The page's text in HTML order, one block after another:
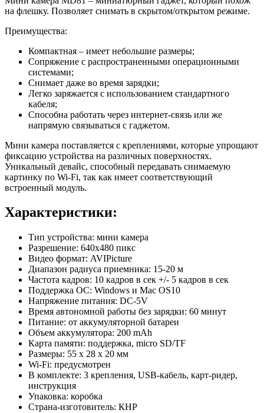
на флешку. Позволяет снимать в скрытом/открытом режиме.
Преимущества:
Компактная – имеет небольшие размеры;
Сопряжение с распространенными операционными
системами;
Снимает даже во время зарядки;
Легко заряжается с использованием стандартного
кабеля;
Способна работать через интернет-связь или же
напрямую связываться с гаджетом.
Мини камера поставляется с креплениями, которые упрощают
фиксацию устройства на различных поверхностях.
Уникальный девайс, способный передавать снимаемую
картинку по Wi-Fi, так как имеет соответствующий
встроенный модуль.
Характеристики:
Тип устройства: мини камера
Разрешение: 640x480 пикс
Видео формат: AVIPicture
Диапазон радиуса приемника: 15-20 м
Частота кадров: 10 кадров в сек +/- 5 кадров в сек
Поддержка ОС: Windows и Mac OS10
Напряжение питания: DC-5V
Время автономной работы без зарядки: 60 минут
Питание: от аккумуляторной батареи
Объем аккумулятора: 200 mAh
Карта памяти: поддержка, micro SD/TF
Размеры: 55 х 28 х 20 мм
Wi-Fi: предусмотрен
В комплекте: 3 крепления, USB-кабель, карт-ридер,
инструкция
Упаковка: коробка
Страна-изготовитель: КНР